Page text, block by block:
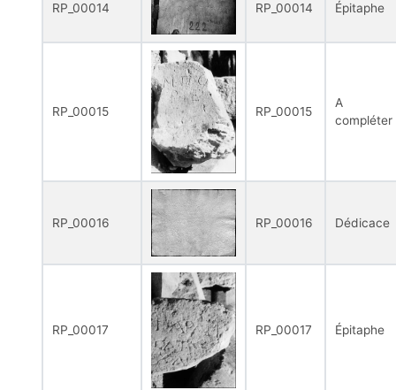
RP_00014 RP_00014 Épitaphe
RP_00015 RP_00015
A
compléter
RP_00016 RP_00016 Dédicace
RP_00017 RP_00017 Épitaphe